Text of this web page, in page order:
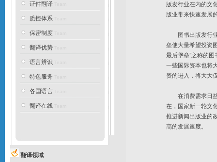
证件翻译
质控体系
保密制度
翻译优势
语言辨识
特色服务
各国语言
翻译在线
翻译领域
版发行业在内的文
版业带来快速发展
图书出版发行业
垒使大量希望投资
最后堡垒”之称的
一些国际资本也将
资的进入，将大大
在消费需求日益
在，国家新一轮文
推进新闻出版业的
高的发展速度。